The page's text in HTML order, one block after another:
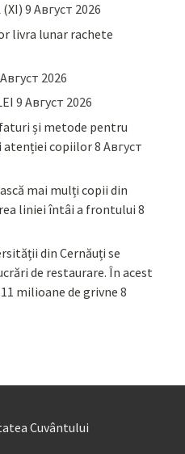
(XI) 9 Август 2026
livra lunar rachete
2026
9 Август 2026
și metode pentru
atenției copiilor8 Август
mai mulți copii din
liniei întâi a frontului 8
din Cernăuți se
de restaurare. În acest
milioane de grivne 8
Cuvântului